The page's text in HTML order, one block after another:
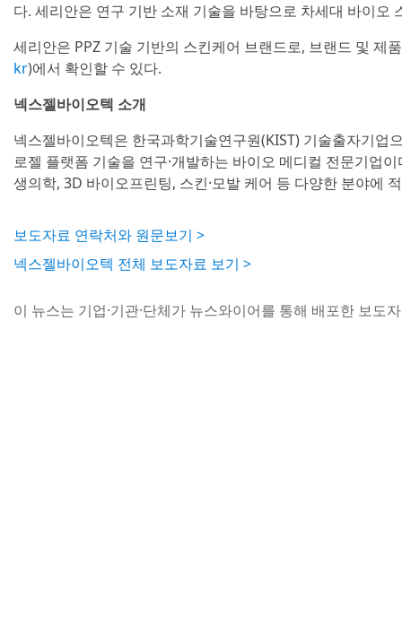
다. 세리안은 연구 기반 소재 기술을 바탕으로 차세대 바이오
세리안은 PPZ 기술 기반의 스킨케어 브랜드로, 브랜드 및 제
kr)에서 확인할 수 있다.
넥스젤바이오텍 소개
넥스젤바이오텍은 한국과학기술연구원(KIST) 기술출자기
로젤 플랫폼 기술을 연구·개발하는 바이오 메디컬 전문기업
생의학, 3D 바이오프린팅, 스킨·모발 케어 등 다양한 분야에
보도자료 연락처와 원문보기 >
넥스젤바이오텍 전체 보도자료 보기 >
이 뉴스는 기업·기관·단체가 뉴스와이어를 통해 배포한 보도